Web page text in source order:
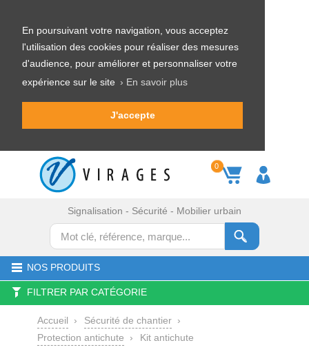
En poursuivant votre navigation, vous acceptez
l'utilisation des cookies pour réaliser des mesures
d'audience, pour améliorer et personnaliser votre
expérience sur le site › En savoir plus
J'accepte
0
Signalisation - Sécurité - Mobilier urbain
NOS PRODUITS
FILTRER PAR CATÉGORIE
Accueil › Sécurité de chantier ›
Protection antichute
› Kit antichute